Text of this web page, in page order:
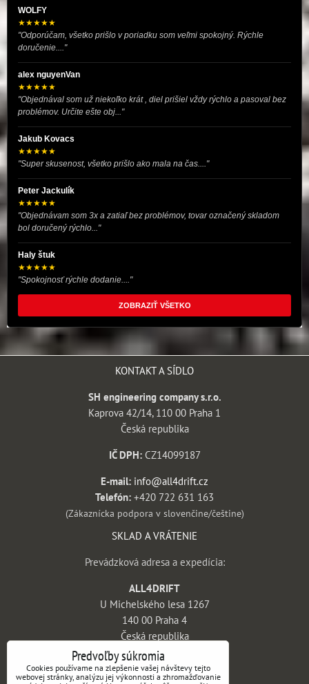
WOLFY
★★★★★
"Odporúčam, všetko prišlo v poriadku som veľmi spokojný. Rýchle
doručenie...."
alex nguyenVan
★★★★★
"Objednával som už niekoľko krát , diel prišiel vždy rýchlo a pasoval bez
problémov. Určite ešte obj..."
Jakub Kovacs
★★★★★
"Super skusenost, všetko prišlo ako mala na čas...."
Peter Jackulík
★★★★★
"Objednávam som 3x a zatiaľ bez problémov, tovar označený skladom
bol doručený rýchlo..."
Haly štuk
★★★★★
"Spokojnosť rýchle dodanie...."
ZOBRAZIŤ VŠETKO
KONTAKT A SÍDLO
SH engineering company s.r.o.
Kaprova 42/14, 110 00 Praha 1
Česká republika
IČ DPH:CZ14099187
E-mail: info@all4drift.cz
Telefón: +420 722 631 163
(Zákaznícka podpora v slovenčine/češtine)
SKLAD A VRÁTENIE
Prevádzková adresa a expedícia:
ALL4DRIFT
U Michelského lesa 1267
140 00 Praha 4
Česká republika
INFORMÁCIE
Predvoľby súkromia
Cookies používame na zlepšenie vašej návštevy tejto
webovej stránky, analýzu jej výkonnosti a zhromažďovanie